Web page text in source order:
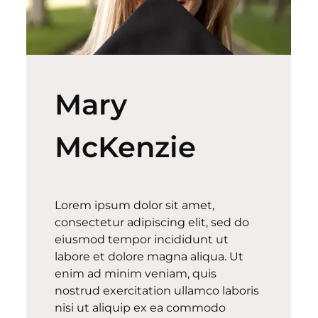
Mary
McKenzie
Lorem ipsum dolor sit amet,
consectetur adipiscing elit, sed do
eiusmod tempor incididunt ut
labore et dolore magna aliqua. Ut
enim ad minim veniam, quis
nostrud exercitation ullamco laboris
nisi ut aliquip ex ea commodo